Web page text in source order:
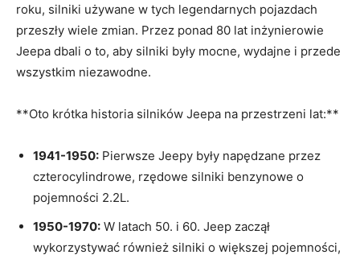
roku, silniki‍ używane w tych legendarnych pojazdach​
przeszły wiele zmian. Przez ponad‌ 80 lat inżynierowie
Jeepa dbali ​o ​to, aby silniki były mocne, wydajne i przede
wszystkim niezawodne.
**Oto krótka historia silników Jeepa na przestrzeni lat:**
1941-1950: Pierwsze Jeepy były napędzane przez
czterocylindrowe, rzędowe silniki benzynowe o
pojemności ⁣2.2L.
1950-1970: W latach 50. i 60. Jeep ⁣zaczął
wykorzystywać również silniki o‌ większej pojemności,